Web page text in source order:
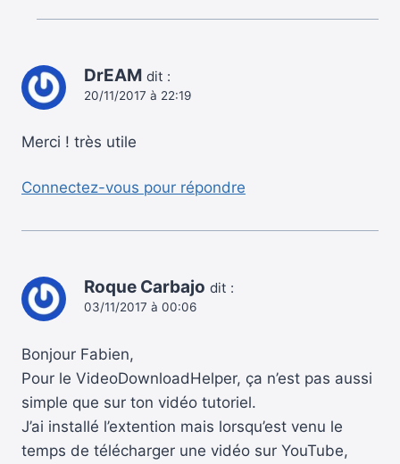
DrEAM dit :
20/11/2017 à 22:19
Merci ! très utile
Connectez-vous pour répondre
Roque Carbajo dit :
03/11/2017 à 00:06
Bonjour Fabien,
Pour le VideoDownloadHelper, ça n’est pas aussi
simple que sur ton vidéo tutoriel.
J’ai installé l’extention mais lorsqu’est venu le
temps de télécharger une vidéo sur YouTube,